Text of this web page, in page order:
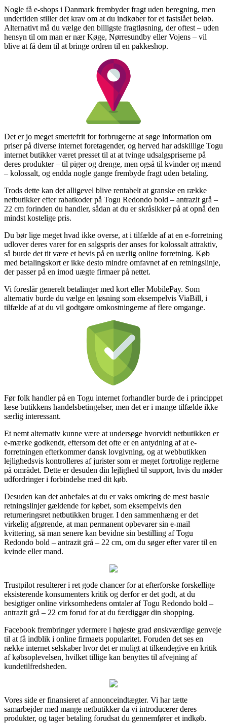
Nogle få e-shops i Danmark frembyder fragt uden beregning, men
undertiden stiller det krav om at du indkøber for et fastslået beløb.
Alternativt må du vælge den billigste fragtløsning, der oftest – uden
hensyn til om man er nær Køge, Nørresundby eller Vojens – vil
blive at få dem til at bringe ordren til en pakkeshop.
Det er jo meget smertefrit for forbrugerne at søge information om
priser på diverse internet foretagender, og herved har adskillige Togu
internet butikker været presset til at at tvinge udsalgspriserne på
deres produkter – til piger og drenge, men også til kvinder og mænd
– kolossalt, og endda nogle gange frembyde fragt uden betaling.
Trods dette kan det alligevel blive rentabelt at granske en række
netbutikker efter rabatkoder på Togu Redondo bold – antrazit grå –
22 cm forinden du handler, sådan at du er skråsikker på at opnå den
mindst kostelige pris.
Du bør lige meget hvad ikke overse, at i tilfælde af at en e-forretning
udlover deres varer for en salgspris der anses for kolossalt attraktiv,
så burde det tit være et bevis på en uærlig online forretning. Køb
med betalingskort er ikke desto mindre omfavnet af en retningslinje,
der passer på en imod uægte firmaer på nettet.
Vi foreslår generelt betalinger med kort eller MobilePay. Som
alternativ burde du vælge en løsning som eksempelvis ViaBill, i
tilfælde af at du vil godtgøre omkostningerne af flere omgange.
Før folk handler på en Togu internet forhandler burde de i princippet
læse butikkens handelsbetingelser, men det er i mange tilfælde ikke
særlig interessant.
Et nemt alternativ kunne være at undersøge hvorvidt netbutikken er
e-mærke godkendt, eftersom det ofte er en antydning af at e-
forretningen efterkommer dansk lovgivning, og at webbutikken
lejlighedsvis kontrolleres af jurister som er meget fortrolige reglerne
på området. Dette er desuden din lejlighed til support, hvis du møder
udfordringer i forbindelse med dit køb.
Desuden kan det anbefales at du er vaks omkring de mest basale
retningslinjer gældende for købet, som eksempelvis den
returneringsret netbutikken bruger. I den sammenhæng er det
virkelig afgørende, at man permanent opbevarer sin e-mail
kvittering, så man senere kan bevidne sin bestilling af Togu
Redondo bold – antrazit grå – 22 cm, om du søger efter varer til en
kvinde eller mand.
Trustpilot resulterer i ret gode chancer for at efterforske forskellige
eksisterende konsumenters kritik og derfor er det godt, at du
besigtiger online virksomhedens omtaler af Togu Redondo bold –
antrazit grå – 22 cm forud for at du færdiggør din shopping.
Facebook frembringer ydermere i højeste grad ønskværdige genveje
til at få indblik i online firmaets popularitet. Foruden det ses en
række internet selskaber hvor det er muligt at tilkendegive en kritik
af købsoplevelsen, hvilket tillige kan benyttes til afvejning af
kundetilfredsheden.
Vores side er finansieret af annonceindtægter. Vi har tætte
samarbejder med mange netbutikker da vi introducerer deres
produkter, og tager betaling forudsat du gennemfører et indkøb.